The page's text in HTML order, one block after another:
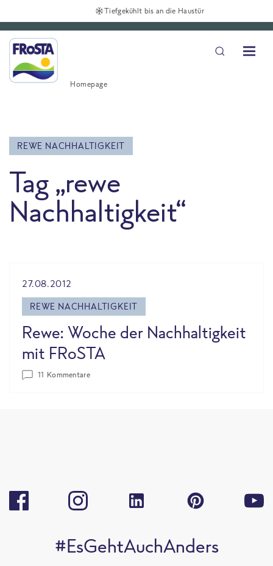
Tiefgekühlt bis an die Haustür
Homepage
REWE NACHHALTIGKEIT
Tag „rewe
Nachhaltigkeit“
27.08.2012
REWE NACHHALTIGKEIT
Rewe: Woche der Nachhaltigkeit
mit FRoSTA
11 Kommentare
#EsGehtAuchAnders